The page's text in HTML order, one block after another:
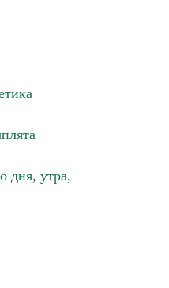
дня, утра,